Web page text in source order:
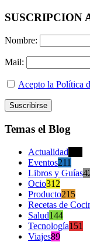
SUSCRIPCION
Nombre:
Mail:
Acepto la Política
Temas el Blog
Actualidad
Eventos211
Libros y Guías
Ocio312
Producto215
Recetas de
Salud144
Tecnología151
Viajes89